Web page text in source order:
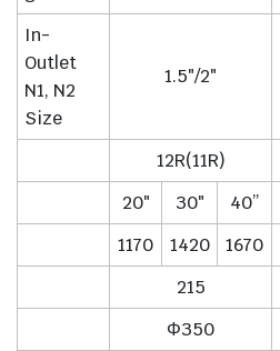
In-
Outlet
N1, N2
Size
1.5″/2″
12R(11R)
20″
30″ 40”
1170
1420 1670
215
Φ350